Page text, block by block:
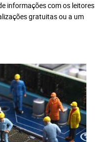
informações com os leitores
gratuitas ou a um